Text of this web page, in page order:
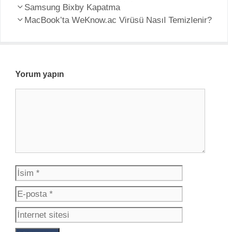
r
i
l
e
Y
a
o
Samsung Bixby Kapatma
MacBook’ta WeKnow.ac Virüsü Nasıl Temizlenir?
Yorum yapın
s
m